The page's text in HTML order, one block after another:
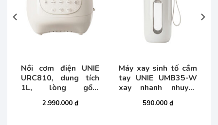
Nồi cơm điện UNIE
URC810, dung tích
1L, lòng gốm
2.990.000 ₫
Máy xay sinh tố cầm
tay UNIE UMB35-W
xay nhanh nhuyễn
590.000 ₫